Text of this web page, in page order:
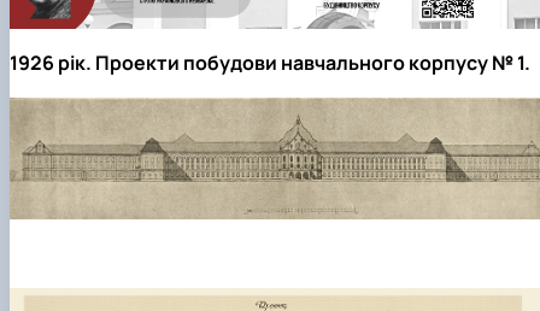
1926 рік. Проекти побудови навчального корпусу № 1.